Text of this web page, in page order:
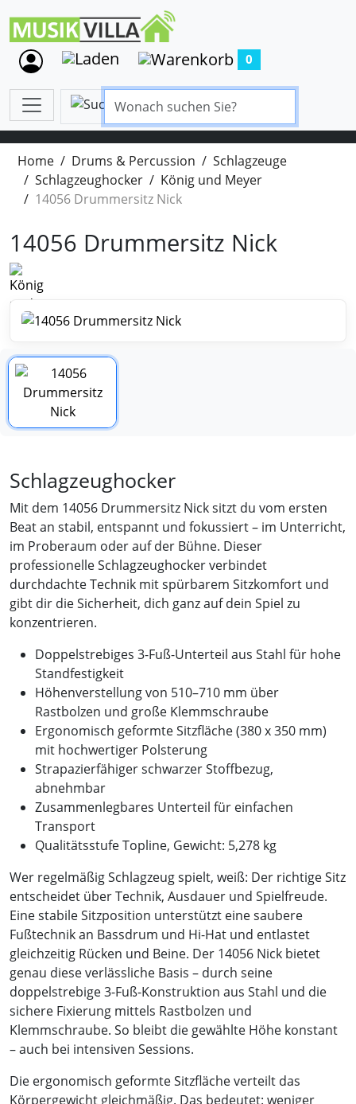
0
Home Drums & Percussion
Schlagzeuge
Schlagzeughocker
König und Meyer
14056 Drummersitz Nick
14056 Drummersitz Nick
Schlagzeughocker
Mit dem 14056 Drummersitz Nick sitzt du vom ersten
Beat an stabil, entspannt und fokussiert – im Unterricht,
im Proberaum oder auf der Bühne. Dieser
professionelle Schlagzeughocker verbindet
durchdachte Technik mit spürbarem Sitzkomfort und
gibt dir die Sicherheit, dich ganz auf dein Spiel zu
konzentrieren.
Doppelstrebiges 3-Fuß-Unterteil aus Stahl für hohe
Standfestigkeit
Höhenverstellung von 510–710 mm über
Rastbolzen und große Klemmschraube
Ergonomisch geformte Sitzfläche (380 x 350 mm)
mit hochwertiger Polsterung
Strapazierfähiger schwarzer Stoffbezug,
abnehmbar
Zusammenlegbares Unterteil für einfachen
Transport
Qualitätsstufe Topline, Gewicht: 5,278 kg
Wer regelmäßig Schlagzeug spielt, weiß: Der richtige Sitz
entscheidet über Technik, Ausdauer und Spielfreude.
Eine stabile Sitzposition unterstützt eine saubere
Fußtechnik an Bassdrum und Hi-Hat und entlastet
gleichzeitig Rücken und Beine. Der 14056 Nick bietet
genau diese verlässliche Basis – durch seine
doppelstrebige 3-Fuß-Konstruktion aus Stahl und die
sichere Fixierung mittels Rastbolzen und
Klemmschraube. So bleibt die gewählte Höhe konstant
– auch bei intensiven Sessions.
Die ergonomisch geformte Sitzfläche verteilt das
Körpergewicht gleichmäßig. Das bedeutet: weniger